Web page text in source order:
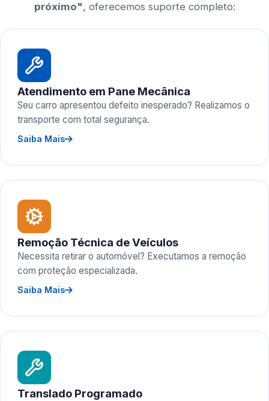
próximo", oferecemos suporte completo:
Atendimento em Pane Mecânica
Seu carro apresentou defeito inesperado? Realizamos o
transporte com total segurança.
Saiba Mais
Remoção Técnica de Veículos
Necessita retirar o automóvel? Executamos a remoção
com proteção especializada.
Saiba Mais
Translado Programado